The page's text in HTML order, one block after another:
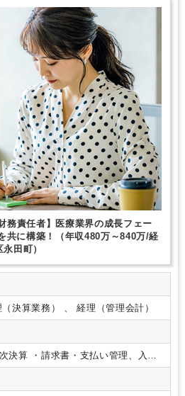
税理士法人だと思います。
職場（所属部門の人数3人以下）
完全週休2日制 年間休日120日以上
独自サービス 医療に強み
務責任者】医療業界の成長フェー
共に構築！（年収480万～840万/経
田町）
経理（日常業務） 、 経理（決算業務） 、 経理（管理会計）
決算 ・請求書・支払い管理、入出
理・経営陣向けの数値資料作成・
改善